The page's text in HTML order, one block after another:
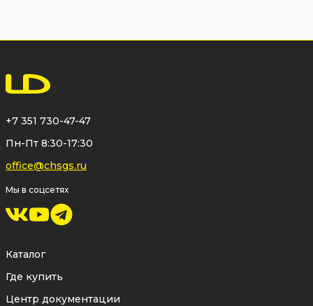
+7 351 730-47-47
Пн-Пт 8:30-17:30
office@chsgs.ru
Мы в соцсетях
Каталог
Где купить
Центр документации